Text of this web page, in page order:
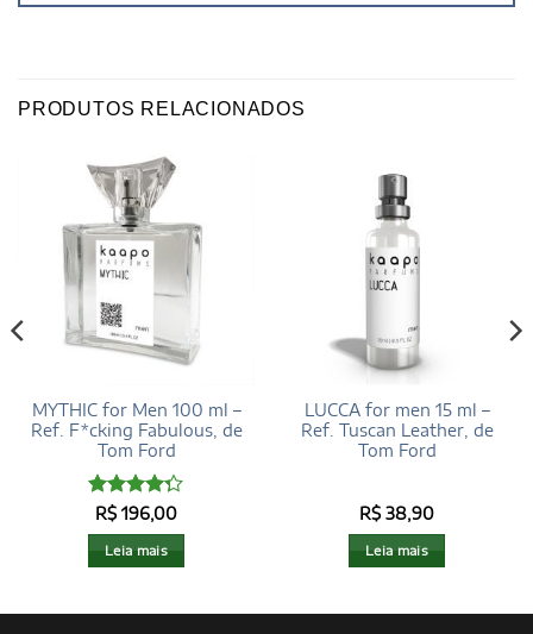
PRODUTOS RELACIONADOS
MYTHIC for Men 100 ml –
Ref. F*cking Fabulous, de
Tom Ford
Avaliação
4.29de 5
R$196,00
Leia mais
LUCCA for men 15 ml –
Ref. Tuscan Leather, de
Tom Ford
R$38,90
Leia mais